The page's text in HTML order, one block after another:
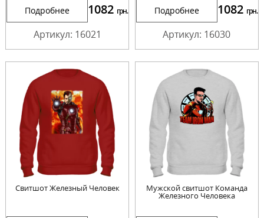
Подробнее 1082 грн.
Артикул: 16021
Подробнее 1082 грн.
Артикул: 16030
Cвитшот Железный Человек Мужской свитшот Команда
Железного Человека